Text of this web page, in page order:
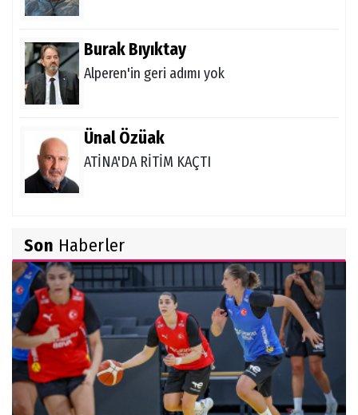
Burak Bıyıktay
Alperen'in geri adımı yok
Ünal Özüak
ATİNA'DA RİTİM KAÇTI
DELİKANLI KOÇLAR
Hüseyin Demir
Amerikan Rüyası: Genç Türklerin NCAA
Rotası Büyüyor
Derya Yannıer
Son Haberler